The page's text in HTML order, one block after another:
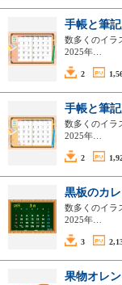
手帳と筆
数多くのイラ
2025年…
2
手帳と筆
数多くのイラ
2025年…
2
黒板のカ
数多くのイラ
2025年…
3
果物オレ